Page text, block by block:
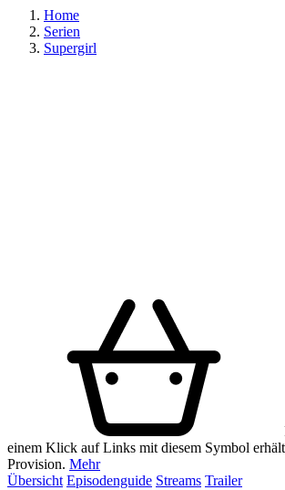
Home
Serien
Supergirl
einem Klick auf Links mit diesem Symbol
Provision. Mehr
Übersicht Episodenguide Streams Trailer